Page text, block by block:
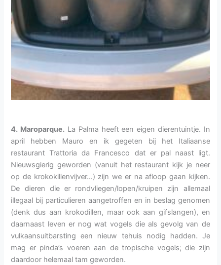
4. Maroparque. La Palma heeft een eigen dierentuintje. In
april hebben Mauro en ik gegeten bij het Italiaanse
restaurant Trattoria da Francesco dat er pal naast ligt.
Nieuwsgierig geworden (vanuit het restaurant kijk je neer
op de krokokillenvijver…) zijn we er na afloop gaan kijken.
De dieren die er rondvliegen/lopen/kruipen zijn allemaal
illegaal bij particulieren aangetroffen en in beslag genomen
(denk dus aan krokodillen, maar ook aan gifslangen), en
daarnaast leven er nog wat vogels die als gevolg van de
vulkaansuitbarsting een nieuw tehuis nodig hadden. Je
mag er pinda’s voeren aan de tropische vogels; die zijn
daardoor helemaal tam geworden.